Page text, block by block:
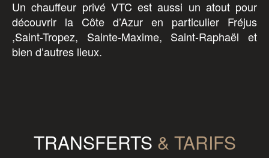
Un chauffeur privé VTC est aussi un atout pour
découvrir la Côte d’Azur en particulier Fréjus
,Saint-Tropez, Sainte-Maxime, Saint-Raphaël et
bien d’autres lieux.
TRANSFERTS & TARIFS